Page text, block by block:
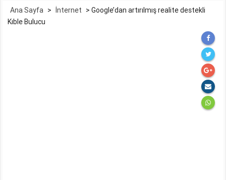
Ana Sayfa > İnternet >Google’dan artırılmış realite destekli
Kıble Bulucu